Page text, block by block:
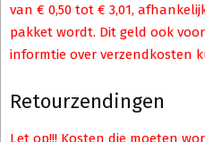
van € 0,50 tot € 3,01,
pakket wordt. Dit geld ook
informtie over verzendkosten
Retourzendingen